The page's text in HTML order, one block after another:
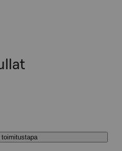
toimitustapa